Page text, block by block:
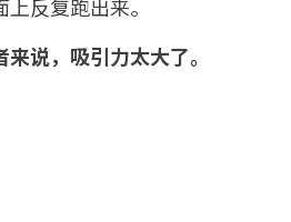
反复跑出来。
说，吸引力太大了。